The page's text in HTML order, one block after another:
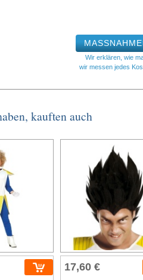
Wir erklären, wie
wir messen jedes
kauften auch
17,60 €